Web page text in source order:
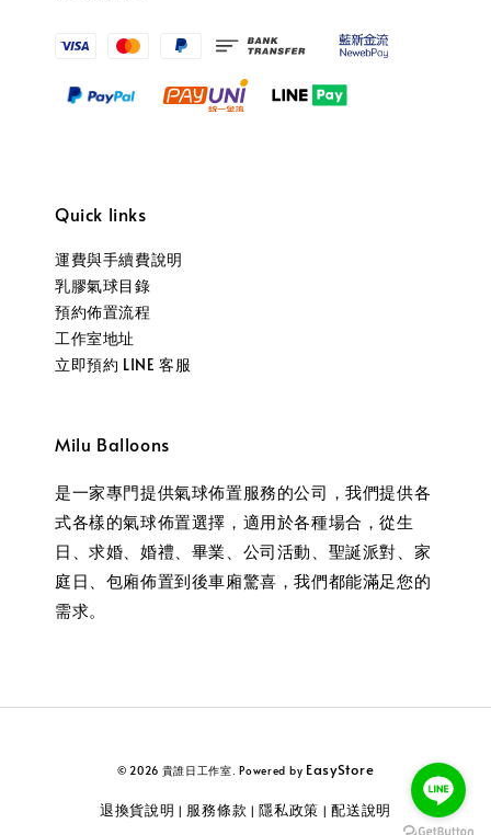
Quick links
運費與手續費說明
乳膠氣球目錄
預約佈置流程
工作室地址
立即預約 LINE 客服
Milu Balloons
是一家專門提供氣球佈置服務的公司，我們提供各
式各樣的氣球佈置選擇，適用於各種場合，從生
日、求婚、婚禮、畢業、公司活動、聖誕派對、家
庭日、包廂佈置到後車廂驚喜，我們都能滿足您的
需求。
© 2026 貴誰日工作室. Powered by EasyStore
退換貨說明 | 服務條款 | 隱私政策 |配送說明